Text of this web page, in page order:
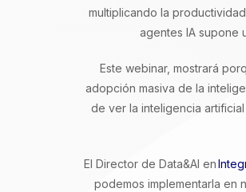
multiplicando la
agentes IA supone
Este webinar, mostrará
adopción masiva de la
de ver la inteligencia
El Director de Data&AI en
podemos implementarla en